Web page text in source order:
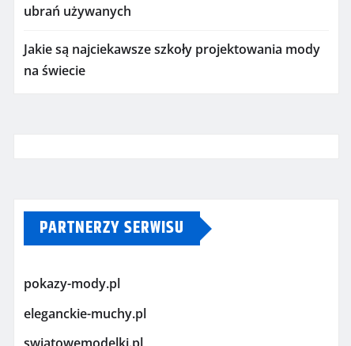
ubrań używanych
Jakie są najciekawsze szkoły projektowania mody
na świecie
PARTNERZY SERWISU
pokazy-mody.pl
eleganckie-muchy.pl